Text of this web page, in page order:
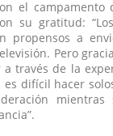
el campamento
su gratitud:
propensos a
Pero
través de la
difícil hacer
mientras